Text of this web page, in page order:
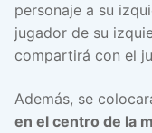
personaje a su
jugador de su
compartirá con el
Además, se
en el centro de la